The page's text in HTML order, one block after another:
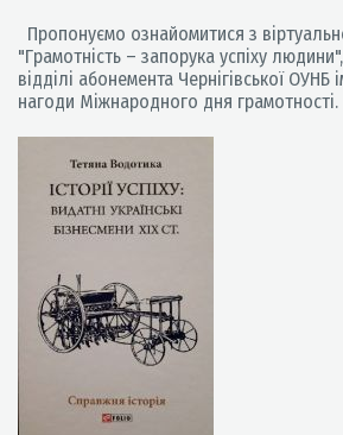
Пропонуємо ознайомитися з
"Грамотність – запорука успіху
відділі абонемента Чернігівської ОУНБ
нагоди Міжнародного дня грамотності.